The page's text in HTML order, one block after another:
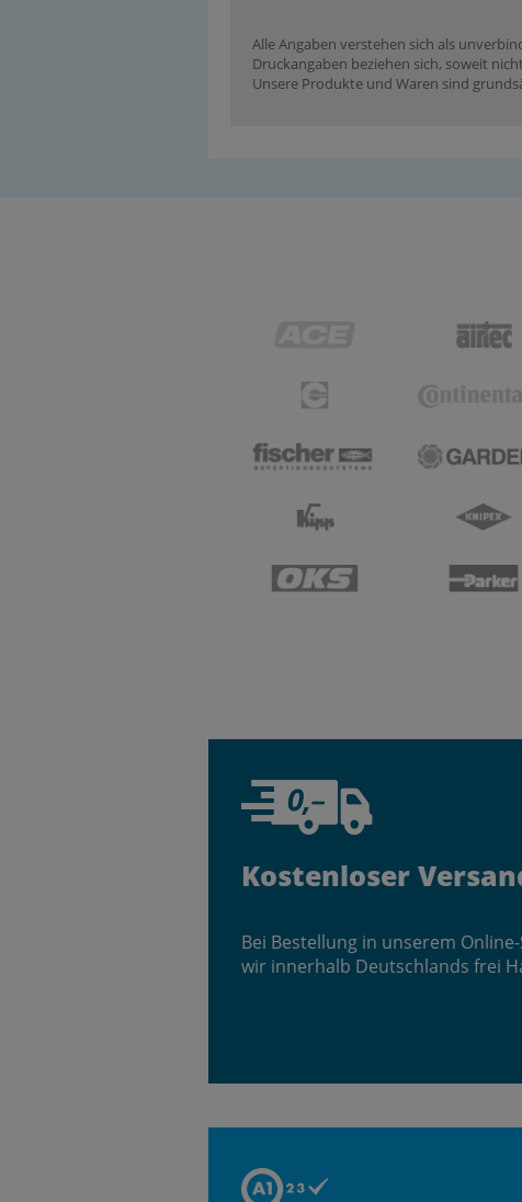
Alle Angaben verstehen sich als
Druckangaben beziehen sich, soweit
Unsere Produkte und Waren sind
Kostenloser
Bei Bestellung in unserem
wir innerhalb Deutschlands frei